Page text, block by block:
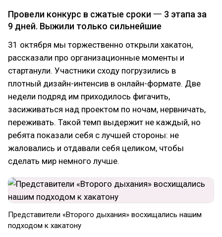
Провели конкурс в сжатые сроки 一 3 этапа за
9 дней. Выжили только сильнейшие
31 октября мы торжественно открыли хакатон,
рассказали про организационные моменты и
стартанули. Участники сходу погрузились в
плотный дизайн-интенсив в онлайн-формате. Две
недели подряд им приходилось фигачить,
засиживаться над проектом по ночам, нервничать,
переживать. Такой темп выдержит не каждый, но
ребята показали себя с лучшей стороны: не
жаловались и отдавали себя целиком, чтобы
сделать мир немного лучше.
Представители «Второго дыхания» восхищались нашим
подходом к хакатону